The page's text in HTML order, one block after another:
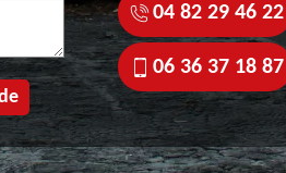
04 82 29 46 22
06 36 37 18 87